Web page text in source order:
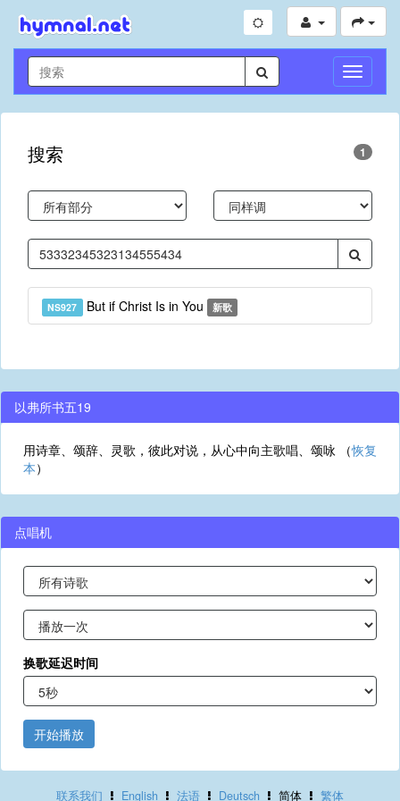
切
换
导
搜索 1
NS927 But if Christ Is in You 新歌
以弗所书五19
用诗章、颂辞、灵歌，彼此对说，从心中向主歌唱、颂咏 （恢复
本）
点唱机
换歌延迟时间
开始播放
联系我们 English 法语 Deutsch 简体 繁体